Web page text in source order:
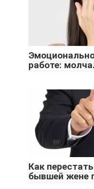
работе:
Как
бывшей жене